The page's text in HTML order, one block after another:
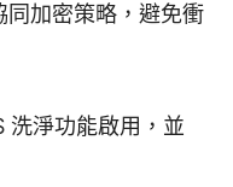
同加密策略，避免衝
淨功能啟用，並